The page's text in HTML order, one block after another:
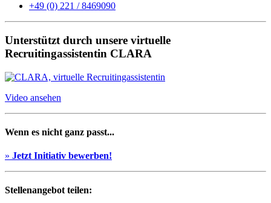
+49 (0) 221 / 8469090
Unterstützt durch unsere virtuelle
Recruitingassistentin CLARA
Video ansehen
Wenn es nicht ganz passt...
» Jetzt Initiativ bewerben!
Stellenangebot teilen: